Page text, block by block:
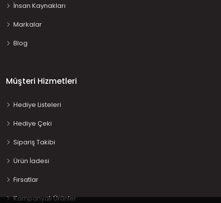
İnsan Kaynakları
Markalar
Blog
Müşteri Hizmetleri
Hediye Listeleri
Hediye Çeki
Sipariş Takibi
Ürün İadesi
Fırsatlar
Kampanyalı Ürünler